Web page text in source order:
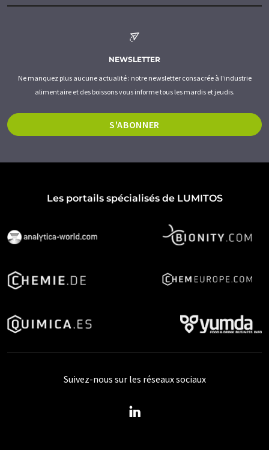
NEWSLETTER
Ne manquez plus aucune actualité : notre newsletter consacrée à l'industrie
alimentaire et des boissons vous informe tous les mardis et jeudis.
S'ABONNER
Les portails spécialisés de LUMITOS
Suivez-nous sur les réseaux sociaux